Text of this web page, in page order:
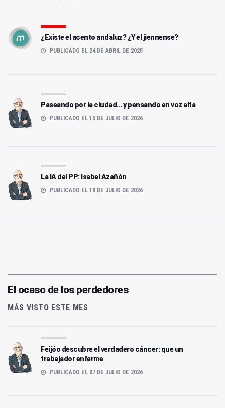
¿Existe el acento andaluz? ¿Y el jiennense?
PUBLICADO EL 24 DE ABRIL DE 2025
Paseando por la ciudad... y pensando en voz alta
PUBLICADO EL 15 DE JULIO DE 2026
La IA del PP: Isabel Azañón
PUBLICADO EL 19 DE JULIO DE 2026
El ocaso de los perdedores
MÁS VISTO ESTE MES
Feijóo descubre el verdadero cáncer: que un
trabajador enferme
PUBLICADO EL 07 DE JULIO DE 2026